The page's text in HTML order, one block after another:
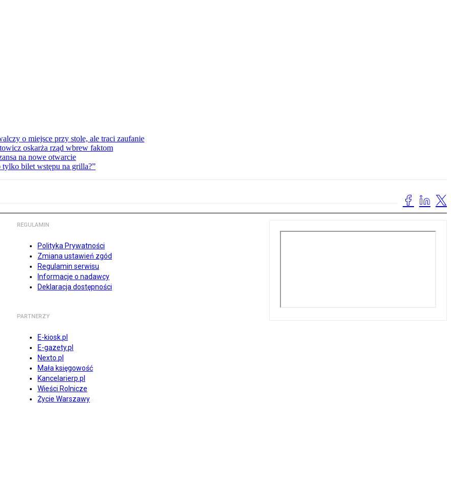
o miejsce przy stole, ale traci zaufanie
oskarża rząd wbrew faktom
na nowe otwarcie
bilet wstępu na grilla?”
REGULAMIN
Polityka Prywatności
Zmiana ustawień zgód
Regulamin serwisu
Informacje o nadawcy
Deklaracja dostępności
PARTNERZY
E-kiosk.pl
E-gazety.pl
Nexto.pl
Mała księgowość
Kancelarierp.pl
Wieści Rolnicze
Życie Warszawy